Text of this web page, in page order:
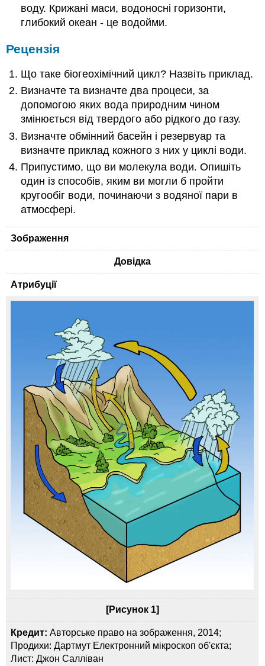
воду. Крижані маси, водоносні горизонти,
глибокий океан - це водойми.
Рецензія
Що таке біогеохімічний цикл? Назвіть приклад.
Визначте та визначте два процеси, за
допомогою яких вода природним чином
змінюється від твердого або рідкого до газу.
Визначте обмінний басейн і резервуар та
визначте приклад кожного з них у циклі води.
Припустимо, що ви молекула води. Опишіть
один із способів, яким ви могли б пройти
кругообіг води, починаючи з водяної пари в
атмосфері.
Зображення
Довідка
Атрибуції
[Рисунок 1]
Кредит: Авторське право на зображення, 2014;
Продихи: Дартмут Електронний мікроскоп об'єкта;
Лист: Джон Салліван